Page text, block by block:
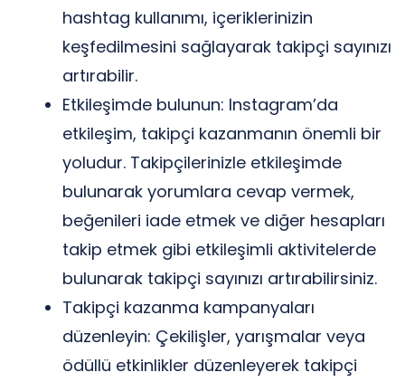
hashtag kullanımı, içeriklerinizin
keşfedilmesini sağlayarak takipçi sayınızı
artırabilir.
Etkileşimde bulunun: Instagram’da
etkileşim, takipçi kazanmanın önemli bir
yoludur. Takipçilerinizle etkileşimde
bulunarak yorumlara cevap vermek,
beğenileri iade etmek ve diğer hesapları
takip etmek gibi etkileşimli aktivitelerde
bulunarak takipçi sayınızı artırabilirsiniz.
Takipçi kazanma kampanyaları
düzenleyin: Çekilişler, yarışmalar veya
ödüllü etkinlikler düzenleyerek takipçi